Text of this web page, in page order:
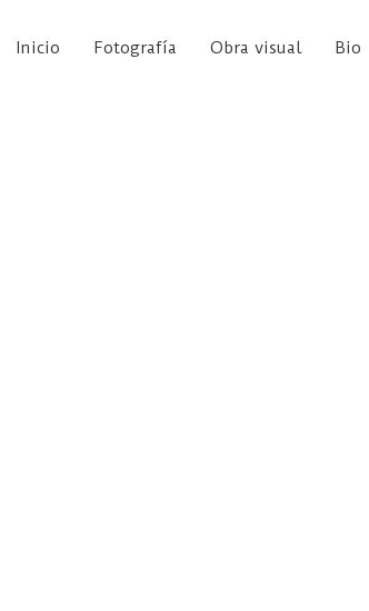
Inicio Fotografía Obra visual Bio